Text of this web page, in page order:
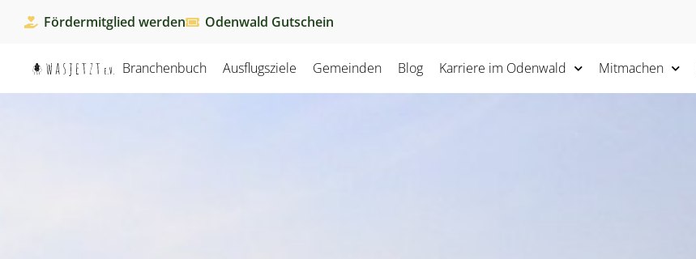
Fördermitglied werden Odenwald Gutschein
Branchenbuch Ausflugsziele Gemeinden Blog Karriere im Odenwald Mitmachen